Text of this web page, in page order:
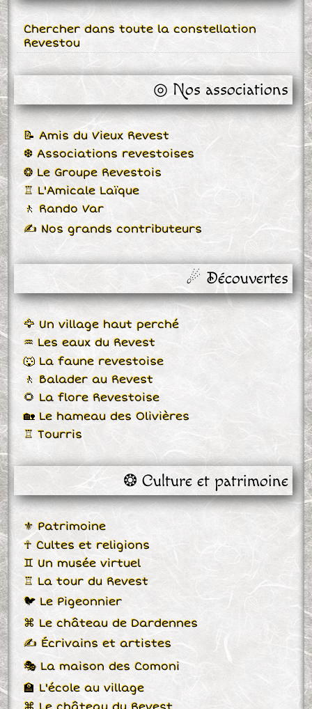
Chercher dans toute la constellation
Revestou
◎ Nos associations
📝 Amis du Vieux Revest
❆ Associations revestoises
❂ Le Groupe Revestois
♖ L'Amicale Laïque
🚶 Rando Var
✍ Nos grands contributeurs
☄ Découvertes
🦅 Un village haut perché
♒ Les eaux du Revest
🐺 La faune revestoise
🚶 Balader au Revest
🌻 La flore Revestoise
🏡 Le hameau des Olivières
♖ Tourris
❂ Culture et patrimoine
⚜ Patrimoine
☥ Cultes et religions
♊ Un musée virtuel
♖ La tour du Revest
🐦 Le Pigeonnier
⌘ Le château de Dardennes
✍ Écrivains et artistes
🎭 La maison des Comoni
🏫 L'école au village